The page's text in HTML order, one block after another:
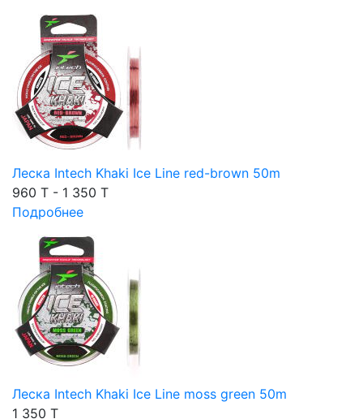
Леска Intech Khaki Ice Line red-brown 50m
960 T - 1 350 T
Подробнее
Леска Intech Khaki Ice Line moss green 50m
1 350 T